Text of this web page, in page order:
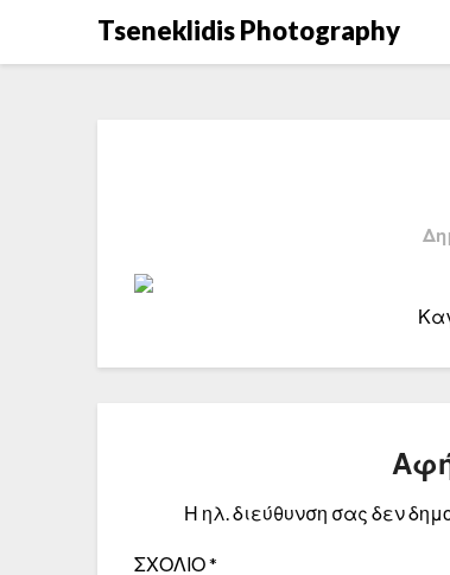
Tseneklidis Photography
Η ηλ. διεύθυνση σας δεν
ΣΧΌΛΙΟ*